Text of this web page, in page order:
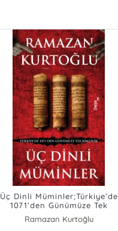
Üç Dinli Müminler;Türkiye’de
1071’den Günümüze Tek
Ramazan Kurtoğlu